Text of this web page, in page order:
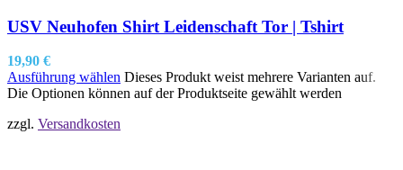
USV Neuhofen Shirt Leidenschaft Tor | Tshirt
19,90 €
Ausführung wählen Dieses Produkt weist mehrere Varianten auf.
Die Optionen können auf der Produktseite gewählt werden
zzgl. Versandkosten